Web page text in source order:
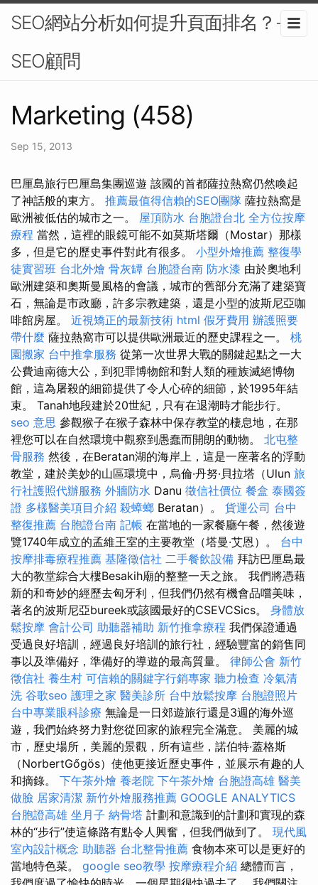
SEO網站分析如何提升頁面排名？-
SEO顧問
Marketing (458)
Sep 15, 2013
巴厘島旅行巴厘島集團巡遊 該國的首都薩拉熱窩仍然喚起
了神話般的東方。 推薦最值得信賴的SEO團隊 薩拉熱窩是
歐洲被低估的城市之一。 屋頂防水 台胞證台北 全方位按摩
療程 當然，這裡的眼鏡可能不如莫斯塔爾（Mostar）那樣
多，但是它的歷史事件對此有很多。 小型外燴推薦 整復學
徒實習班 台北外燴 骨灰罈 台胞證台南 防水漆 由於奧地利
歐洲建築和奧斯曼風格的會議，城市的舊部分充滿了建築寶
石，無論是市政廳，許多宗教建築，還是小型的波斯尼亞咖
啡館房屋。 近視矯正的最新技術 html 假牙費用 辦護照要
帶什麼 薩拉熱窩市可以提供歐洲最近的歷史課程之一。 桃
園搬家 台中推拿服務 從第一次世界大戰的關鍵起點之一大
公費迪南德大公，到犯罪博物館和對人類的種族滅絕博物
館，這為屠殺的細節提供了令人心碎的細節，於1995年結
束。 Tanah地段建於20世紀，只有在退潮時才能步行。
seo 意思 參觀猴子在猴子森林中保存教堂的棲息地，在那
裡您可以在自然環境中觀察到愚蠢而開朗的動物。 北屯整
骨服務 然後，在Beratan湖的海岸上，這是一座著名的浮動
教堂，建於美妙的山區環境中，烏倫·丹努·貝拉塔（Ulun 旅
行社護照代辦服務 外牆防水 Danu 徵信社價位 餐盒 泰國簽
證 多樣醫美項目介紹 殺蟑螂 Beratan）。 貨運公司 台中
整復推薦 台胞證台南 記帳 在當地的一家餐廳午餐，然後遊
覽1740年成立的孟維王室的主要教堂（塔曼·艾恩）。 台中
按摩排毒療程推薦 基隆徵信社 二手餐飲設備 拜訪巴厘島最
大的教堂綜合大樓Besakih廟的整整一天之旅。 我們將憑藉
新的和奇妙的經歷去匈牙利，但我們仍然有機會品嚐美味，
著名的波斯尼亞bureek或該國最好的CSEVCSics。 身體放
鬆按摩 會計公司 助聽器補助 新竹推拿療程 我們保證通過
受過良好培訓，經過良好培訓的旅行社，經驗豐富的銷售同
事以及準備好，準備好的導遊的最高質量。 律師公會 新竹
徵信社 養生村 可信賴的關鍵字行銷專家 聽力檢查 冷氣清
洗 谷歌seo 護理之家 醫美診所 台中放鬆按摩 台胞證照片
台中專業眼科診療 無論是一日郊遊旅行還是3週的海外巡
遊，我們始終努力對您從回家的旅程完全滿意。 美麗的城
市，歷史場所，美麗的景觀，所有這些，諾伯特·蓋格斯
（NorbertGőgös）使他更接近歷史事件，並展示有趣的人
和摘錄。 下午茶外燴 養老院 下午茶外燴 台胞證高雄 醫美
做臉 居家清潔 新竹外燴服務推薦 GOOGLE ANALYTICS
台胞證高雄 坐月子 納骨塔 計劃和意識到的計劃和實現的森
林的“步行”使這條路有點令人興奮，但我們做到了。 現代風
室內設計概念 助聽器 台北整骨推薦 食物本來可以是更好的
當地特色菜。 google seo教學 按摩療程介紹 總體而言，